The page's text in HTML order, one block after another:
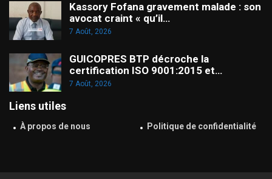
Kassory Fofana gravement malade : son
avocat craint « qu’il…
7 Août, 2026
GUICOPRES BTP décroche la
certification ISO 9001:2015 et…
7 Août, 2026
Liens utiles
À propos de nous Politique de confidentialité